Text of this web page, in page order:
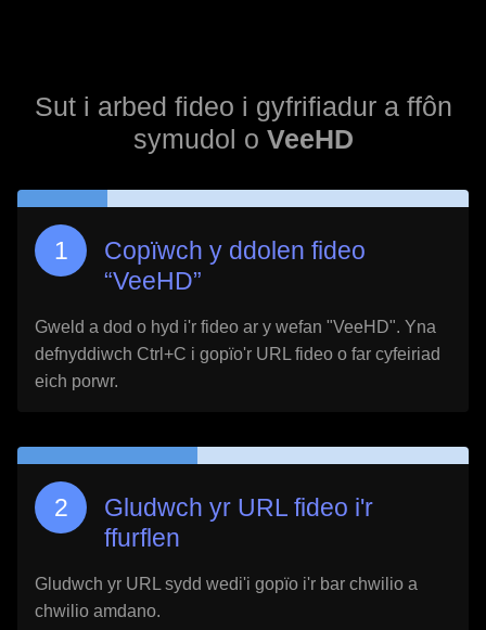
Sut i arbed fideo i gyfrifiadur a ffôn
symudol o VeeHD
Copïwch y ddolen fideo
“VeeHD”
Gweld a dod o hyd i'r fideo ar y wefan "VeeHD". Yna
defnyddiwch Ctrl+C i gopïo'r URL fideo o far cyfeiriad
eich porwr.
Gludwch yr URL fideo i'r
ffurflen
Gludwch yr URL sydd wedi'i gopïo i'r bar chwilio a
chwilio amdano.